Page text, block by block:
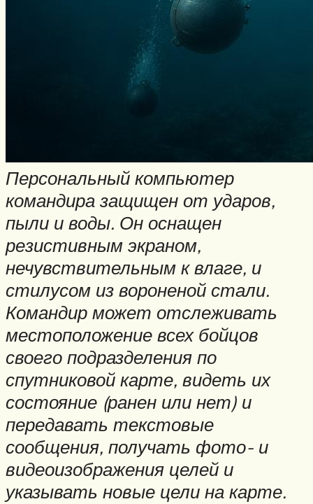
Персональный компьютер
командира защищен от ударов,
пыли и воды. Он оснащен
резистивным экраном,
нечувствительным к влаге, и
стилусом из вороненой стали.
Командир может отслеживать
местоположение всех бойцов
своего подразделения по
спутниковой карте, видеть их
состояние (ранен или нет) и
передавать текстовые
сообщения, получать фото- и
видеоизображения целей и
указывать новые цели на карте.